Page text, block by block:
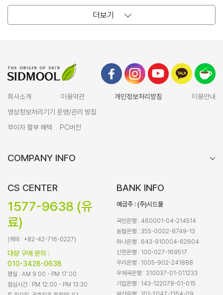
더보기
회사소개 이용약관 개인정보처리방침
이용안내
영상정보처리기기 운영/관리 방침
무이자 할부 혜택
PC버전
COMPANY INFO
CS CENTER
1577-9638 (유
료)
(해외 : +82-42-716-0227)
대량 구매 문의 :
010-3428-0638
평일 : AM 9:00 - PM 17:00
점심시간 : PM 12:00 - PM 13:30
BANK INFO
예금주 : (주)시드물
국민은행 : 460001-04-214514
농협은행 : 355-0002-8749-13
하나은행 : 643-910004-62604
신한은행 : 100-027-169517
우리은행 : 1005-902-241888
우체국은행 : 310037-01-011233
기업은행 : 143-122078-01-015